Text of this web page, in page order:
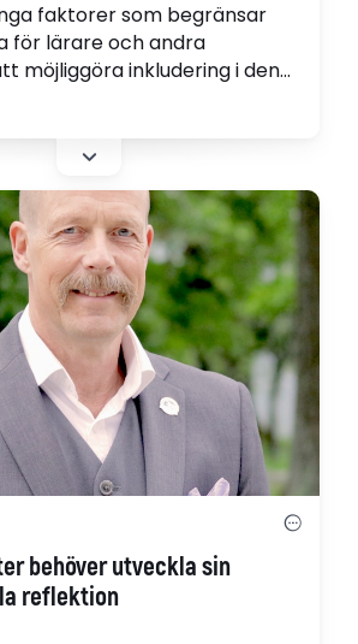
faktorer som begränsar
för lärare och andra
möjliggöra inkludering i den
visar David
behöver utveckla sin
reflektion